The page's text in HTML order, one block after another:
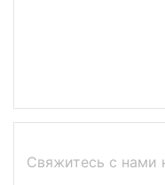
Свяжитесь с нами